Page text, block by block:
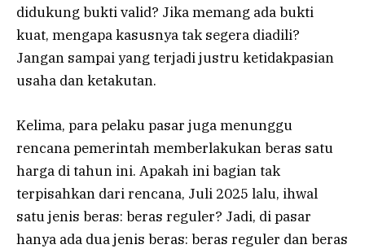
didukung bukti valid? Jika memang ada bukti
kuat, mengapa kasusnya tak segera diadili?
Jangan sampai yang terjadi justru ketidakpasian
usaha dan ketakutan.
Kelima, para pelaku pasar juga menunggu
rencana pemerintah memberlakukan beras satu
harga di tahun ini. Apakah ini bagian tak
terpisahkan dari rencana, Juli 2025 lalu, ihwal
satu jenis beras: beras reguler? Jadi, di pasar
hanya ada dua jenis beras: beras reguler dan beras